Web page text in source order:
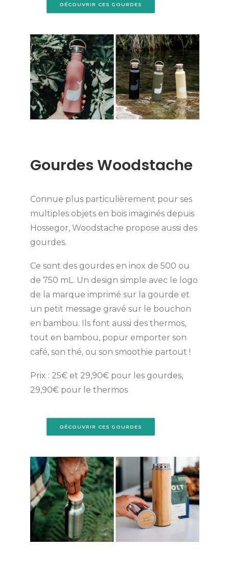
DÉCOUVRIR CES GOURDES
Gourdes Woodstache
Connue plus particulièrement pour ses
multiples objets en bois imaginés depuis
Hossegor, Woodstache propose aussi des
gourdes.
Ce sont des gourdes en inox de 500 ou
de 750 mL. Un design simple avec le logo
de la marque imprimé sur la gourde et
un petit message gravé sur le bouchon
en bambou. Ils font aussi des thermos,
tout en bambou, popur emporter son
café, son thé, ou son smoothie partout !
Prix : 25€ et 29,90€ pour les gourdes,
29,90€ pour le thermos
DÉCOUVRIR CES GOURDES